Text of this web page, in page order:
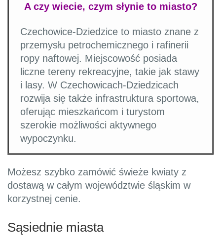
A czy wiecie, czym słynie to miasto?
Czechowice-Dziedzice to miasto znane z
przemysłu petrochemicznego i rafinerii
ropy naftowej. Miejscowość posiada
liczne tereny rekreacyjne, takie jak stawy
i lasy. W Czechowicach-Dziedzicach
rozwija się także infrastruktura sportowa,
oferując mieszkańcom i turystom
szerokie możliwości aktywnego
wypoczynku.
Możesz szybko zamówić świeże kwiaty z
dostawą w całym województwie śląskim w
korzystnej cenie.
Sąsiednie miasta